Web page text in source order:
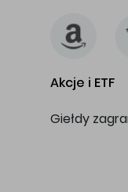
Akcje i ETF
Giełdy